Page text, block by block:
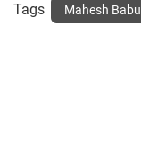
Tags Mahesh Babu